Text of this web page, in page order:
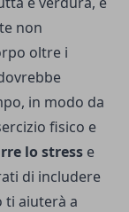
non
oltre i
in modo da
fisico e
lo stress e
di includere
ti aiuterà a